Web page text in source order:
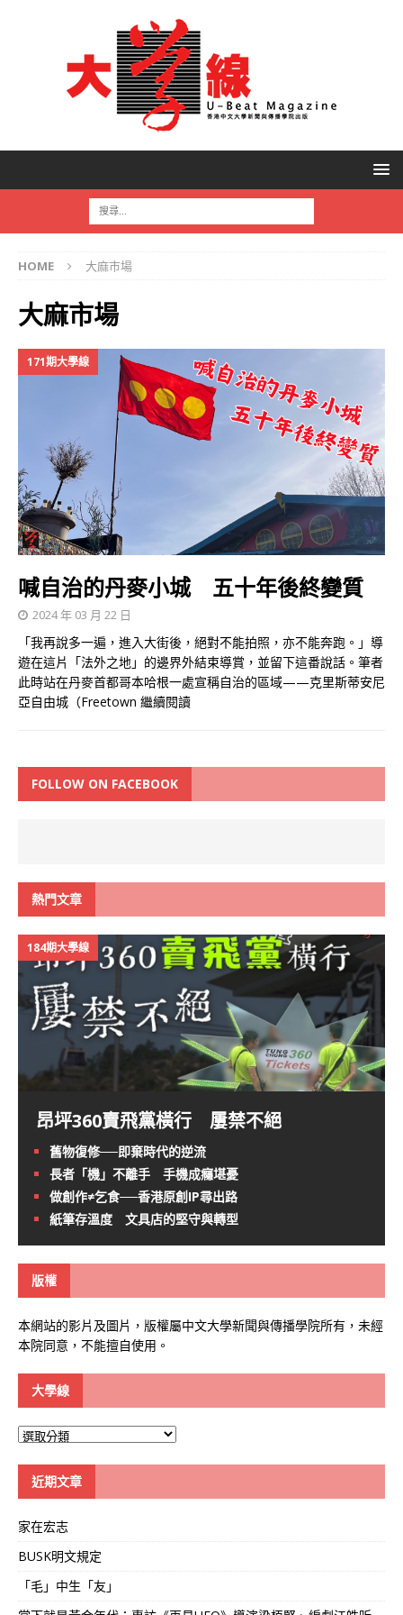
HOME 大麻市場
大麻市場
171期大學線
喊自治的丹麥小城 五十年後終變質
2024 年 03 月 22 日
「我再說多一遍，進入大街後，絕對不能拍照，亦不能奔跑。」導
遊在這片「法外之地」的邊界外結束導賞，並留下這番說話。筆者
此時站在丹麥首都哥本哈根一處宣稱自治的區域——克里斯蒂安尼
亞自由城（Freetown 繼續閱讀
FOLLOW ON FACEBOOK
熱門文章
184期大學線
昂坪360賣飛黨橫行 屢禁不絕
舊物復修──即棄時代的逆流
長者「機」不離手 手機成癮堪憂
做創作≠乞食──香港原創IP尋出路
紙筆存溫度 文具店的堅守與轉型
版權
本網站的影片及圖片，版權屬中文大學新聞與傳播學院所有，未經
本院同意，不能擅自使用。
大學線
大
近期文章
家在宏志
BUSK明文規定
「毛」中生「友」